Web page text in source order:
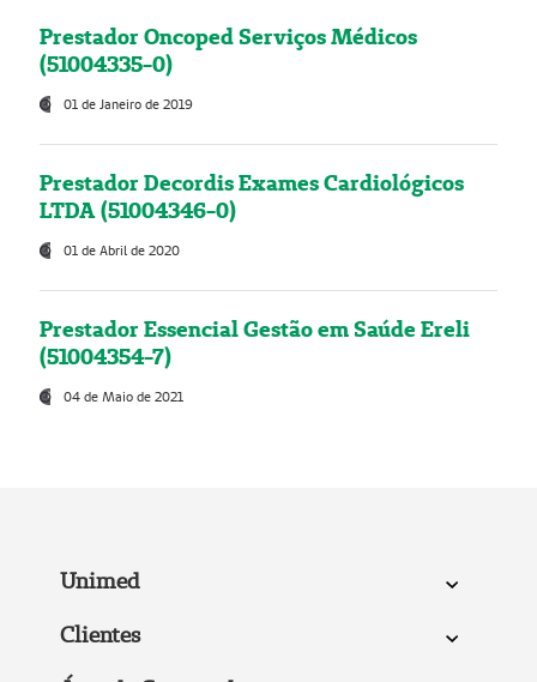
Prestador Oncoped Serviços Médicos
(51004335-0)
01 de Janeiro de 2019
Prestador Decordis Exames Cardiológicos
LTDA (51004346-0)
01 de Abril de 2020
Prestador Essencial Gestão em Saúde Ereli
(51004354-7)
04 de Maio de 2021
Unimed
Clientes